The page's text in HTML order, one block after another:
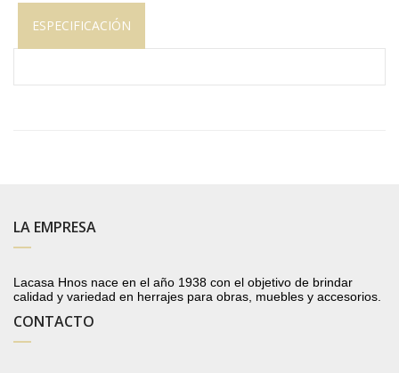
ESPECIFICACIÓN
LA EMPRESA
Lacasa Hnos nace en el año 1938 con el objetivo de brindar
calidad y variedad en herrajes para obras, muebles y accesorios.
CONTACTO